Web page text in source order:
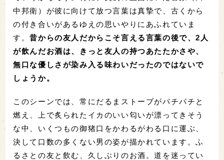
中邦衛）が彼に向けて放つ言葉は真摯で、古くから
の付き合いがあるゆえの思いやりにあふれていま
す。昔からの友人だからこそ言える言葉の後で、2人
が飲んだお酒は、きっと友人の持つあたたかさや、
無口な優しさが染み入る味わいだったのではないで
しょうか。
このシーンでは、常にだるまストーブがパチパチと
燃え、上で炙られたイカのいい匂いが漂ってきそう
な中、いくつもの御猪口をかわるがわる口に運ぶ、
決して口数の多くない男の姿が描かれています。ふ
るさとの友と飲む、久しぶりのお酒。道を迷ってい